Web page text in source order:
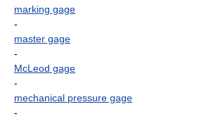
marking gage
-
master gage
-
McLeod gage
-
mechanical pressure gage
-